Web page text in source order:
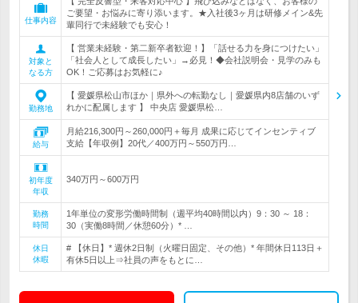
仕事内容
ご要望・お悩みに寄り添います。★入社後3ヶ月は研修メイン&先
輩同行で未経験でも安心！
対象と
なる方
【 営業未経験・第二新卒者歓迎！】「話せる力を身につけたい」
「社会人として成長したい」→必見！◆会社説明会・見学のみも
OK！ご応募はお気軽に♪
勤務地
【 愛媛県松山市ほか｜県外への転勤なし｜愛媛県内8店舗のいず
れかに配属します 】 中央店 愛媛県松…
給与
月給216,300円～260,000円＋毎月 成果に応じてインセンティブ
支給【年収例】20代／400万円～550万円…
初年度
年収
340万円～600万円
勤務
時間
1年単位の変形労働時間制（週平均40時間以内）9：30 ～ 18：
30（実働8時間／休憩60分）* …
休日
休暇
# 【休日】* 週休2日制（火曜日固定、その他）* 年間休日113日＋
有休5日以上⇒社員の声をもとに…